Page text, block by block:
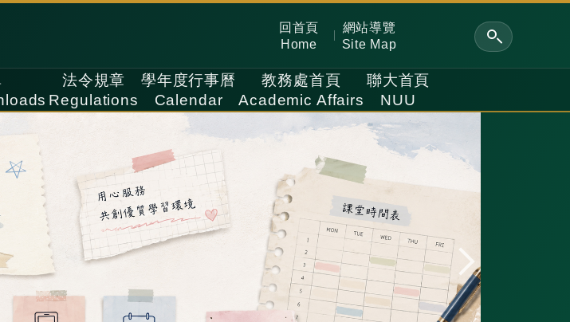
回首頁
Home
網站導覽
Site Map
法令規章
Regulations
學年度行事曆
Calendar
教務處首頁
Academic Affairs
聯大首頁
NUU